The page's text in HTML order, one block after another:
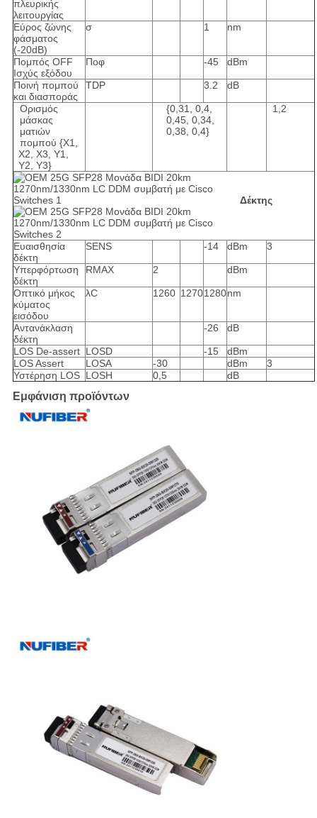
πλευρικής
λειτουργίας
Εύρος ζώνης
φάσματος
(-20dB)
σ 1 nm
Πομπός OFF
Ισχύς εξόδου
Ποφ -45 dBm
Ποινή πομπού
και διασποράς
TDP 3.2 dB
Ορισμός
μάσκας
ματιών
πομπού {X1,
X2, X3, Y1,
Y2, Y3}
{0,31, 0,4,
0,45, 0,34,
0,38, 0,4}
1,2
Δέκτης
Ευαισθησία
δέκτη
SENS -14 dBm 3
Υπερφόρτωση
δέκτη
RMAX 2 dBm
Οπτικό μήκος
κύματος
εισόδου
λC 1260 12701280nm
Αντανάκλαση
δέκτη
-26 dB
LOS De-assert LOSD -15
dBm
LOS Assert
LOSA -30 dBm
3
Υστέρηση LOS LOSH 0,5 dB
Εμφάνιση προϊόντων